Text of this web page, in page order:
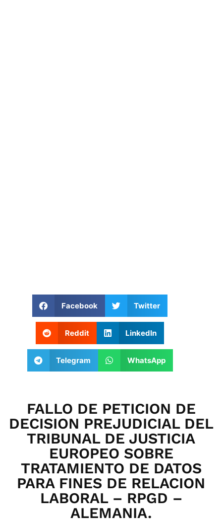
Facebook Twitter
Reddit LinkedIn
Telegram WhatsApp
FALLO DE PETICION DE
DECISION PREJUDICIAL DEL
TRIBUNAL DE JUSTICIA
EUROPEO SOBRE
TRATAMIENTO DE DATOS
PARA FINES DE RELACION
LABORAL – RPGD –
ALEMANIA.